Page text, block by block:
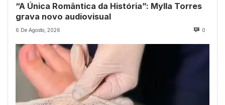
“A Única Romântica da História”: Mylla Torres
grava novo audiovisual
6 De Agosto, 2026 0